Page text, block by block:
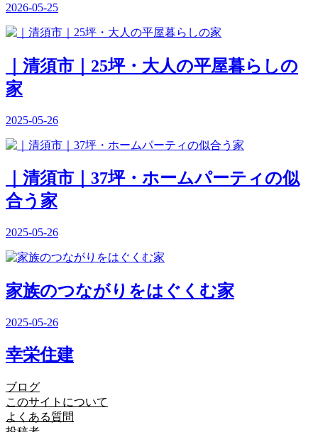
2026-05-25
｜清須市｜25坪・大人の平屋暮らしの
家
2025-05-26
｜清須市｜37坪・ホームパーティの似
合う家
2025-05-26
家族のつながりをはぐくむ家
2025-05-26
幸栄住建
ブログ
このサイトについて
よくある質問